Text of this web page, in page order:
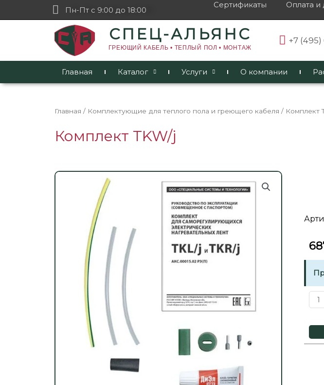
Пн-Пт с 9:00 до 18:00
Сертификаты Оплата и
СПЕЦ-АЛЬЯНС
ГРЕЮЩИЙ КАБЕЛЬ • ТЕПЛЫЙ ПОЛ • МОНТАЖ
+7
Главная Каталог Услуги О компании
Главная / Комплектующие для теплого пола и греющего кабеля / Комплект
Комплект TKW/j